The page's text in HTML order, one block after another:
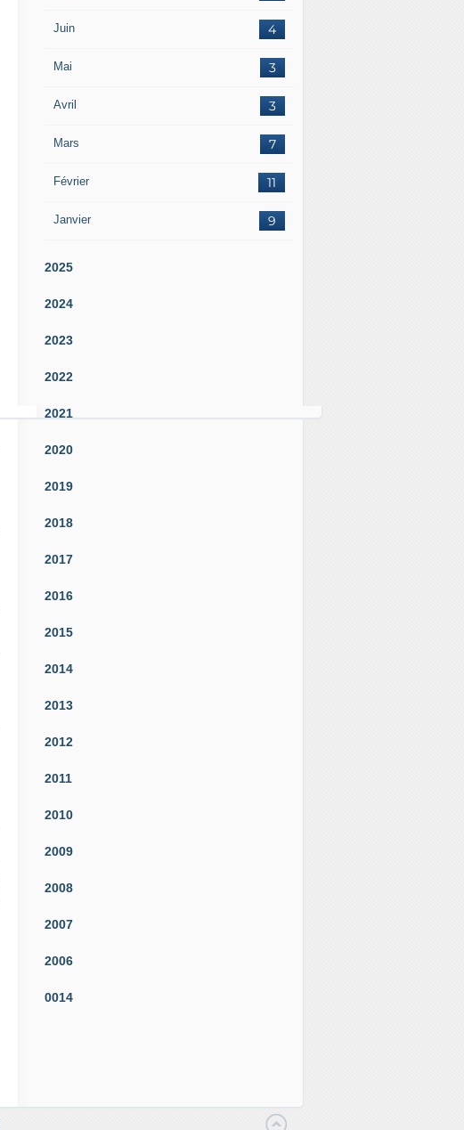
Juin 4
Mai 3
Avril 3
Mars 7
Février 11
Janvier 9
2025
2024
2023
2022
2021
2020
2019
2018
2017
2016
2015
2014
2013
2012
2011
2010
2009
2008
2007
2006
0014